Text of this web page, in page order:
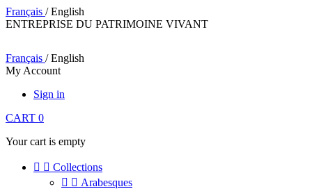
Français / English
ENTREPRISE DU PATRIMOINE VIVANT
Français / English
My Account
Sign in
CART 0
Your cart is empty
  Collections
  Arabesques